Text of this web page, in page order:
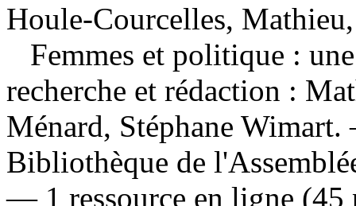
Houle-Courcelles,
Femmes et politique :
recherche et rédaction :
Ménard, Stéphane
Bibliothèque de
— 1 ressource en ligne (45